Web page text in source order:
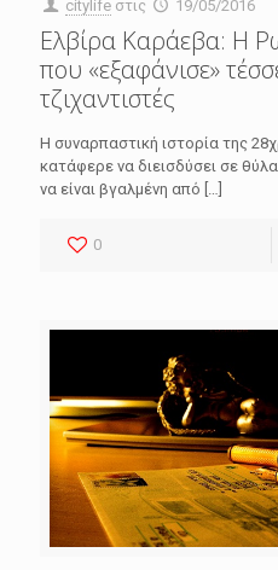
citylife στις 19/05/2016
Ελβίρα Καράεβα: Η
που «εξαφάνισε»
τζιχαντιστές
Η συναρπαστική ιστορία της
κατάφερε να διεισδύσει σε
να είναι βγαλμένη από
0